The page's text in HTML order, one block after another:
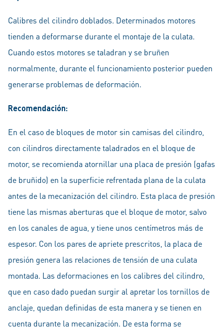
Calibres del cilindro doblados. Determinados motores
tienden a deformarse durante el montaje de la culata.
Cuando estos motores se taladran y se bruñen
normalmente, durante el funcionamiento posterior pueden
generarse problemas de deformación.
Recomendación:
En el caso de bloques de motor sin camisas del cilindro,
con cilindros directamente taladrados en el bloque de
motor, se recomienda atornillar una placa de presión (gafas
de bruñido) en la superficie refrentada plana de la culata
antes de la mecanización del cilindro. Esta placa de presión
tiene las mismas aberturas que el bloque de motor, salvo
en los canales de agua, y tiene unos centímetros más de
espesor. Con los pares de apriete prescritos, la placa de
presión genera las relaciones de tensión de una culata
montada. Las deformaciones en los calibres del cilindro,
que en caso dado puedan surgir al apretar los tornillos de
anclaje, quedan definidas de esta manera y se tienen en
cuenta durante la mecanización. De esta forma se